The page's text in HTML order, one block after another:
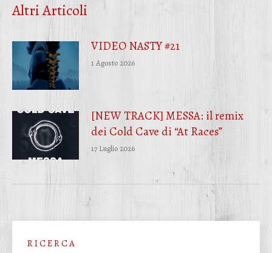
Altri Articoli
VIDEO NASTY #21
1 Agosto 2026
[NEW TRACK] MESSA: il remix
dei Cold Cave di “At Races”
17 Luglio 2026
R I C E R C A